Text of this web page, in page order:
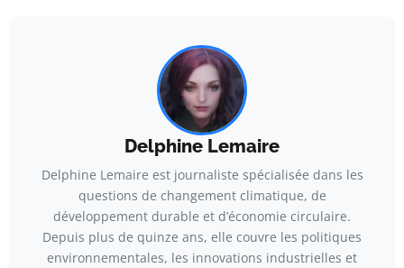
Delphine Lemaire
Delphine Lemaire est journaliste spécialisée dans les
questions de changement climatique, de
développement durable et d’économie circulaire.
Depuis plus de quinze ans, elle couvre les politiques
environnementales, les innovations industrielles et